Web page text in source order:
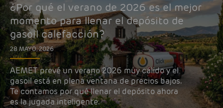
¿Por qué el verano de 2026 es el mejor
momento para llenar el depósito de
gasoil calefacción?
28 MAYO, 2026
AEMET prevé un verano 2026 muy cálido y el
gasoil está en plena ventana de precios bajos.
Te contamos por qué llenar el depósito ahora
es la jugada inteligente.